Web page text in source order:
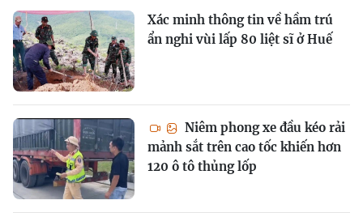
Xác minh thông tin về hầm trú
ẩn nghi vùi lấp 80 liệt sĩ ở Huế
Niêm phong xe đầu kéo rải
mảnh sắt trên cao tốc khiến hơn
120 ô tô thủng lốp